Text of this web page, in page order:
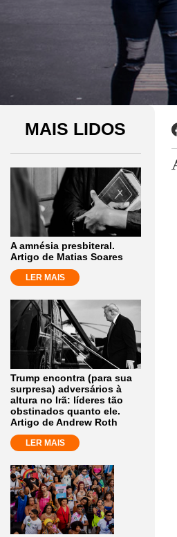
MAIS LIDOS
A amnésia presbiteral.
Artigo de Matias Soares
LER MAIS
Trump encontra (para sua
surpresa) adversários à
altura no Irã: líderes tão
obstinados quanto ele.
Artigo de Andrew Roth
LER MAIS